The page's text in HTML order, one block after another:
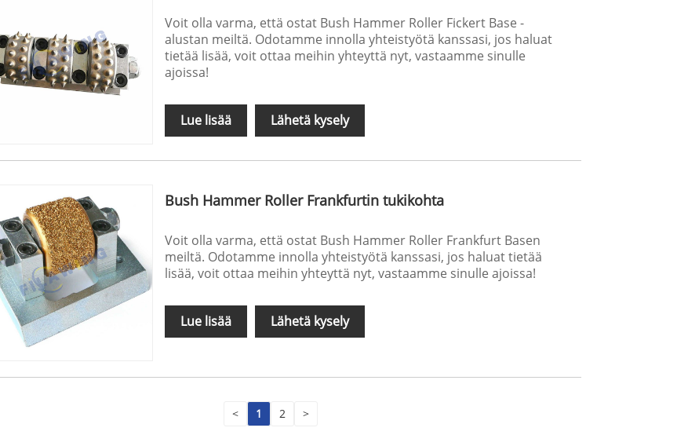
Voit olla varma, että ostat Bush Hammer Roller Fickert Base -
alustan meiltä. Odotamme innolla yhteistyötä kanssasi, jos haluat
tietää lisää, voit ottaa meihin yhteyttä nyt, vastaamme sinulle
ajoissa!
Lue lisää Lähetä kysely
Bush Hammer Roller Frankfurtin tukikohta
Voit olla varma, että ostat Bush Hammer Roller Frankfurt Basen
meiltä. Odotamme innolla yhteistyötä kanssasi, jos haluat tietää
lisää, voit ottaa meihin yhteyttä nyt, vastaamme sinulle ajoissa!
Lue lisää Lähetä kysely
< 1 2 >